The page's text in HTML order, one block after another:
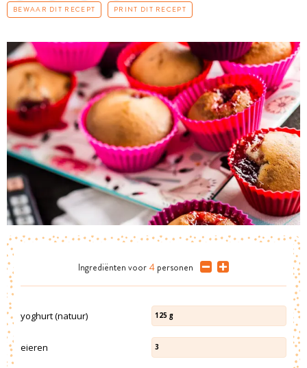
BEWAAR DIT RECEPT PRINT DIT RECEPT
Ingrediënten voor 4 personen
yoghurt (natuur) 125 g
eieren 3